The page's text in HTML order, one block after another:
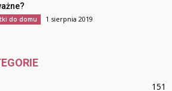
do domu 1 sierpnia 2019
151